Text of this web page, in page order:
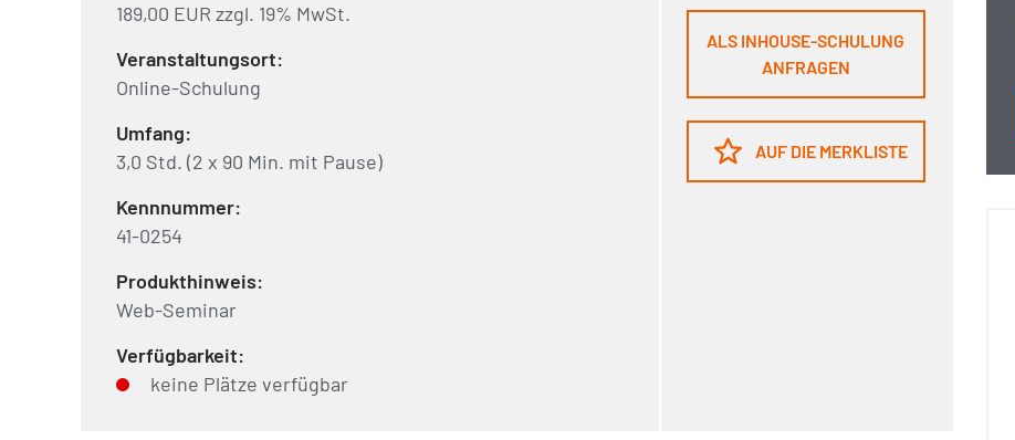
189,00 EUR zzgl. 19% MwSt.
Veranstaltungsort:
Online-Schulung
Umfang:
3,0 Std. (2 x 90 Min. mit Pause)
Kennnummer:
41-0254
Produkthinweis:
Web-Seminar
Verfügbarkeit:
keine Plätze verfügbar
ALS INHOUSE-SCHULUNG
ANFRAGEN
AUF DIE MERKLISTE